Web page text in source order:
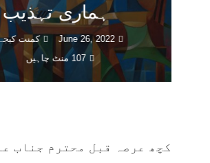
ہماری تہذیب
June 26, 2022
کمنت
107 منٹ چاہیں
کچھ عرصہ قبل محترم جناب